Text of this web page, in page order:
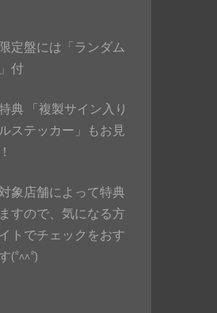
定盤には「ランダム
付
典 「複製サイン入り
ステッカー」もお見
象店舗によって特典
すので、気になる方
トでチェックをおす
(*^^*)